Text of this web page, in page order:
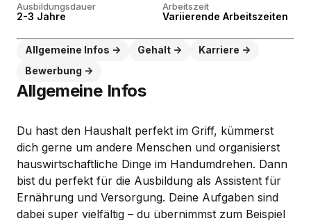
Ausbildungsdauer
2-3 Jahre
Arbeitszeit
Variierende Arbeitszeiten
Allgemeine Infos Gehalt
Karriere
Bewerbung
Allgemeine Infos
Du hast den Haushalt perfekt im Griff, kümmerst
dich gerne um andere Menschen und organisierst
hauswirtschaftliche Dinge im Handumdrehen. Dann
bist du perfekt für die Ausbildung als Assistent für
Ernährung und Versorgung. Deine Aufgaben sind
dabei super vielfältig – du übernimmst zum Beispiel